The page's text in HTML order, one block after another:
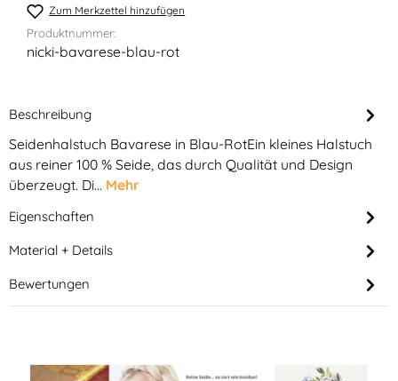
Zum Merkzettel hinzufügen
Produktnummer:
nicki-bavarese-blau-rot
Beschreibung
Seidenhalstuch Bavarese in Blau-RotEin kleines Halstuch
aus reiner 100 % Seide, das durch Qualität und Design
überzeugt. Di… Mehr
Eigenschaften
Material + Details
Bewertungen